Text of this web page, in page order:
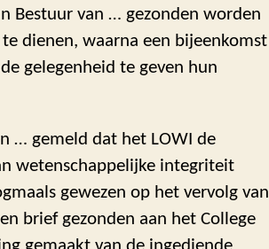
Bestuur van … gezonden worden
dienen, waarna een bijeenkomst
gelegenheid te geven hun
… gemeld dat het LOWI de
wetenschappelijke integriteit
gewezen op het vervolg van
brief gezonden aan het College